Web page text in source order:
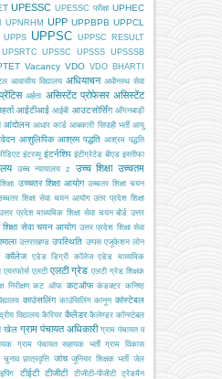
UPESSC UPESSC परीक्षा UPHEC
UPNRHM UPP UPPBPB UPPCL
UPPS UPPSC UPPSC RESULT
UPSRTC UPSSC UPSSS UPSSSB
Vacancy VDO VDO BHARTI
आवासीय विद्यालय अधियाचन अधीनस्थ सेवा
अर्हता असिस्टेंट प्रोफेसर असिस्टेंट
आईटीआई आईबी आउटसोर्सिंग आँगनबाड़ी
आंदोलन आधार कार्ड आबकारी सिपाही भर्ती आयु
आशुलिपिक आश्रम पद्धति आश्रम पद्धति
इंटरव्यू इंटर्नशिप इंटीग्रेटेड बीएड इस्तीफा
उच्च न्यायालय z उच्च शिक्षा उच्चतम
उच्चतर शिक्षा आयोग उच्चतर शिक्षा चयन
शिक्षा सेवा चयन आयोग उतर प्रदेश शिक्षा
उत्तर प्रदेश माध्यमिक शिक्षा सेवा चयन बोर्ड उत्तर
शिक्षा सेवा चयन आयोग उत्तर प्रदेश शिक्षा सेवा
उत्तराखण्ड उपस्थिति उप्पस एजूकेशन लोन
कॉलेज एडेड डिग्री कॉलेज एडेड माध्यमिक
एयरफोर्स एलटी एलटी ग्रेड एलटी ग्रेड शिक्षक
निरीक्षण कट ऑफ कटऑफ कंडक्टर कनिष्ठ
काउंसलिंग काउंसिलिंग कानून कांस्टेबल
विद्यालय कैरियर कैलेंडर कैलेण्डर कॉन्स्टेबल
खेल ग्राम पंचायत अधिकारी ग्राम पंचायत व
ग्राम पंचायत सहायक भर्ती ग्राम विकास
चुनाव छात्रवृत्ति जांच जूनियर शिक्षक भर्ती जेल
टीईटी टीजीटी टीजीटी-पीजीटी
ट्रेडमैन